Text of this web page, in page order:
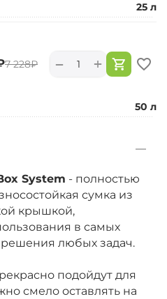
25 л
‍7 228‍₽ +
−
50 л
System - полностью
сумка из
крышкой,
в самых
решения любых задач.
подойдут для
смело оставлять на